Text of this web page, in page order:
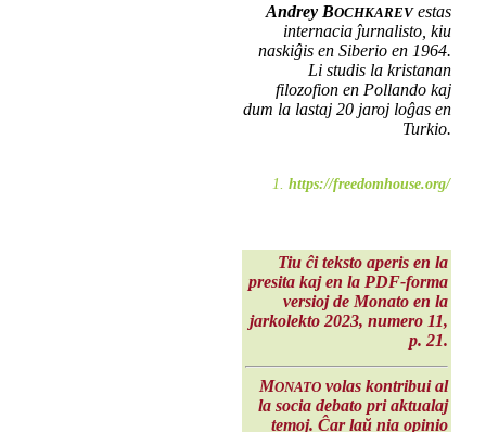
Andrey BOCHKAREV estas
internacia ĵurnalisto, kiu
naskiĝis en Siberio en 1964.
Li studis la kristanan
filozofion en Pollando kaj
dum la lastaj 20 jaroj loĝas en
Turkio.
1.https://freedomhouse.org/
Tiu ĉi teksto aperis en la
presita kaj en la PDF-forma
versioj de Monato en la
jarkolekto 2023, numero 11,
p. 21.
MONATOvolas kontribui al
la socia debato pri aktualaj
temoj. Ĉar laŭ nia opinio